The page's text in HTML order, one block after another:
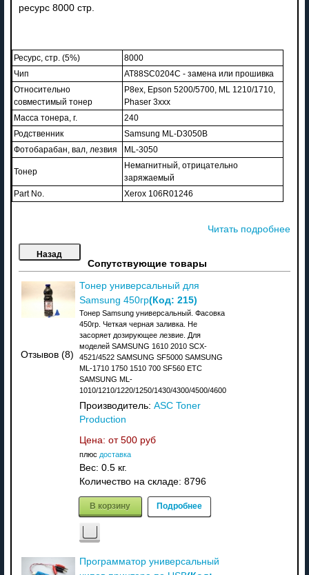
ресурс 8000 стр.
Ресурс, стр. (5%)
8000
Чип
AT88SC0204C - замена или прошивка
Относительно
совместимый тонер
P8ex, Epson 5200/5700, ML 1210/1710,
Phaser 3xxx
Масса тонера, г.
240
Родственник
Samsung ML-D3050B
Фотобарабан, вал, лезвия
ML-3050
Тонер
Немагнитный, отрицательно
заряжаемый
Part No.
Xerox 106R01246
Читать подробнее
Сопутствующие товары
Отзывов (8)
Тонер универсальный для
Samsung 450гр(Код: 215)
Тонер Samsung универсальный. Фасовка
450гр. Четкая черная заливка. Не
засоряет дозирующее лезвие. Для
моделей SAMSUNG 1610 2010 SCX-
4521/4522 SAMSUNG SF5000 SAMSUNG
ML-1710 1750 1510 700 SF560 ETC
SAMSUNG ML-
1010/1210/1220/1250/1430/4300/4500/4600
Производитель: ASC Toner
Production
Цена: от 500 руб
плюс доставка
Вес: 0.5 кг.
Количество на складе: 8796
В корзину Подробнее
Программатор универсальный